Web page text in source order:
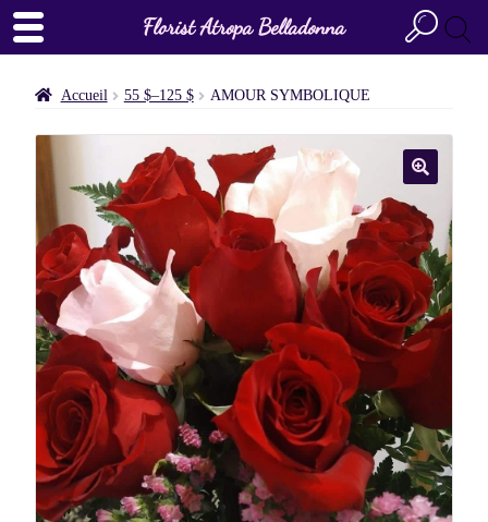
Accueil 55 $–125 $ AMOUR SYMBOLIQUE
Florist Atropa Belladonna